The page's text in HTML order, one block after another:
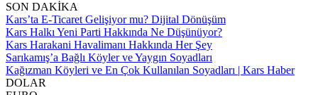
SON DAKİKA
Kars’ta E-Ticaret Gelişiyor mu? Dijital Dönüşüm
Kars Halkı Yeni Parti Hakkında Ne Düşünüyor?
Kars Harakani Havalimanı Hakkında Her Şey
Sarıkamış’a Bağlı Köyler ve Yaygın Soyadları
Kağızman Köyleri ve En Çok Kullanılan Soyadları | Kars Haber
DOLAR